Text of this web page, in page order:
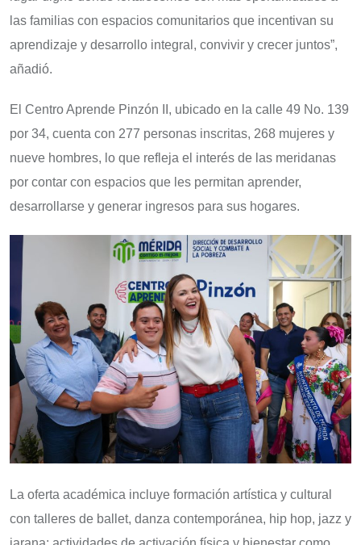
las familias con espacios comunitarios que incentivan su
aprendizaje y desarrollo integral, convivir y crecer juntos”,
añadió.
El Centro Aprende Pinzón II, ubicado en la calle 49 No. 139
por 34, cuenta con 277 personas inscritas, 268 mujeres y
nueve hombres, lo que refleja el interés de las meridanas
por contar con espacios que les permitan aprender,
desarrollarse y generar ingresos para sus hogares.
La oferta académica incluye formación artística y cultural
con talleres de ballet, danza contemporánea, hip hop, jazz y